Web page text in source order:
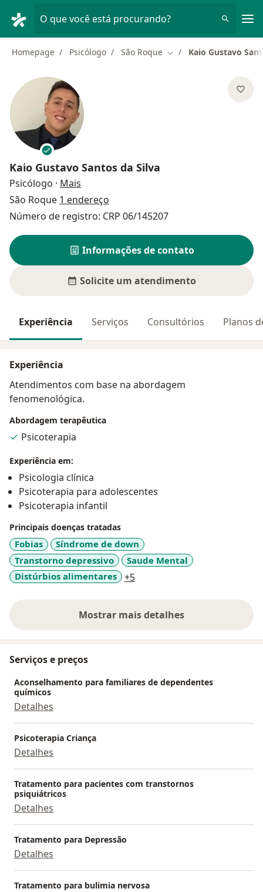
O que você está procurando?
Homepage Psicólogo São Roque Mudar de cidade
Kaio Gustavo
Kaio Gustavo Santos da Silva
Psicólogo · Mais
São Roque 1 endereço
Número de registro: CRP 06/145207
Informações de contato
Solicite um atendimento
Experiência Serviços Consultórios Planos
Experiência
Atendimentos com base na abordagem
fenomenológica.
Abordagem terapêutica
Psicoterapia
Experiência em:
Psicologia clínica
Psicoterapia para adolescentes
Psicoterapia infantil
Principais doenças tratadas
Fobias
Síndrome de down
Transtorno depressivo
Saude Mental
Distúrbios alimentares
+5a11y_sr_more_diseases
Mostrar mais detalhes
sobre a experiência
Serviços e preços
Aconselhamento para familiares de dependentes
químicos
Detalhes
Psicoterapia Criança
Detalhes
Tratamento para pacientes com transtornos
psiquiátricos
Detalhes
Tratamento para Depressão
Detalhes
Tratamento para bulimia nervosa